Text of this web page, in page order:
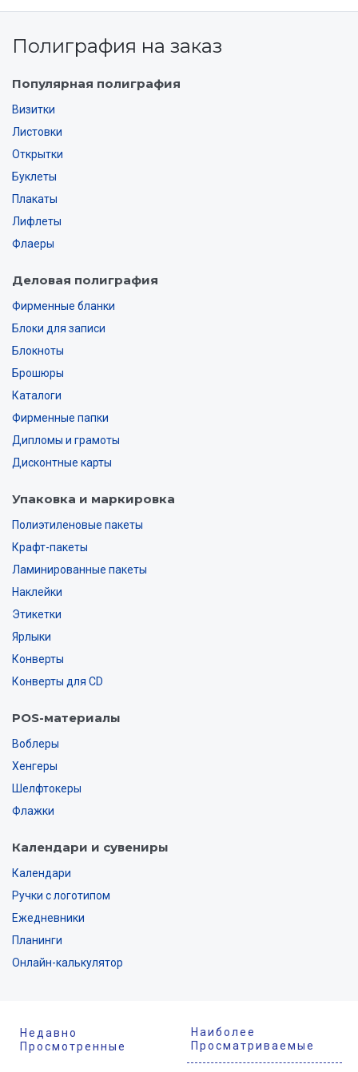
Полиграфия на заказ
Популярная полиграфия
Визитки
Листовки
Открытки
Буклеты
Плакаты
Лифлеты
Флаеры
Деловая полиграфия
Фирменные бланки
Блоки для записи
Блокноты
Брошюры
Каталоги
Фирменные папки
Дипломы и грамоты
Дисконтные карты
Упаковка и маркировка
Полиэтиленовые пакеты
Крафт-пакеты
Ламинированные пакеты
Наклейки
Этикетки
Ярлыки
Конверты
Конверты для CD
POS-материалы
Воблеры
Хенгеры
Шелфтокеры
Флажки
Календари и сувениры
Календари
Ручки с логотипом
Ежедневники
Планинги
Онлайн-калькулятор
Недавно
Просмотренные
Наиболее
Просматриваемые